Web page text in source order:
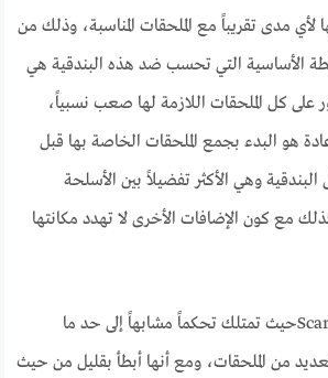
لأي مدى تقريباً مع الملحقات المناسبة، وذلك من
الأساسية التي تحسب ضد هذه البندقية هي
على كل الملحقات اللازمة لها صعب نسبياً،
هو البدء بجمع الملحقات الخاصة بها قبل
البندقية وهي الأكثر تفضيلاً بين الأسلحة
مع كون الإضافات الأخرى لا تهدد مكانتها
بندقية Scar-Lحيث تمتلك تحكماً مشابهاً إلى حد ما
من الملحقات، ومع أنها أبطأ بقليل من حيث